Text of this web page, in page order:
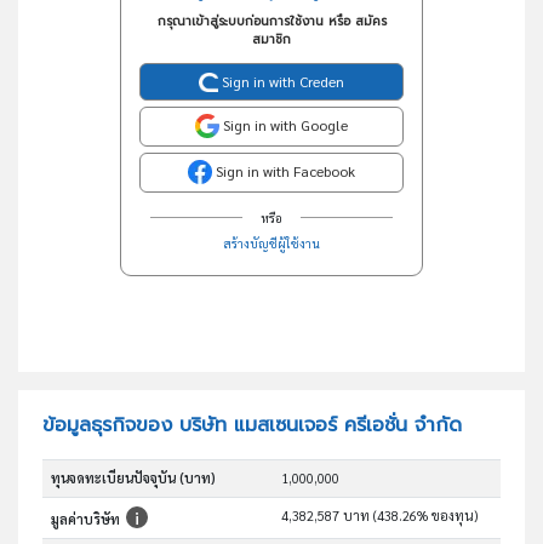
กรุณาเข้าสู่ระบบก่อนการใช้งาน หรือ สมัคร
สมาชิก
Sign in with Creden
Sign in with Google
Sign in with Facebook
หรือ
สร้างบัญชีผู้ใช้งาน
ข้อมูลธุรกิจของ บริษัท แมสเซนเจอร์ ครีเอชั่น จำกัด
ทุนจดทะเบียนปัจจุบัน (บาท) 1,000,000
มูลค่าบริษัท 4,382,587 บาท (438.26% ของทุน)